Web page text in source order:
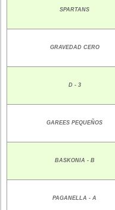
SPARTANS
GRAVEDAD CERO
D - 3
GAREES PEQUEÑOS
BASKONIA - B
PAGANELLA - A